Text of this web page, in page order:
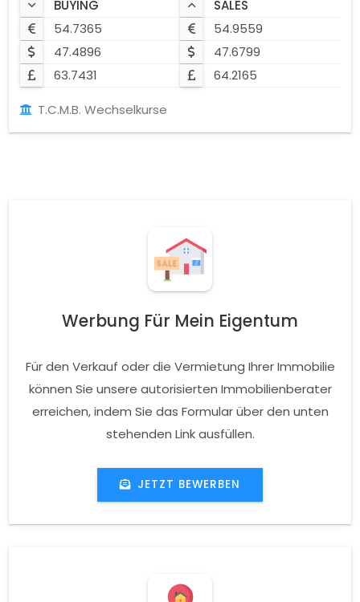
BUYING
SALES
54.7365
54.9559
47.4896
47.6799
63.7431
64.2165
T.C.M.B. Wechselkurse
Werbung Für Mein Eigentum
Für den Verkauf oder die Vermietung Ihrer Immobilie
können Sie unsere autorisierten Immobilienberater
erreichen, indem Sie das Formular über den unten
stehenden Link ausfüllen.
JETZT BEWERBEN